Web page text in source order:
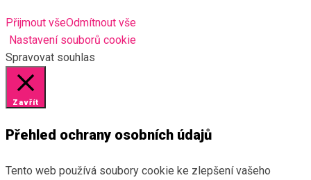
Přijmout všeOdmítnout vše
Nastavení souborů cookie
Spravovat souhlas
Zavřít
Přehled ochrany osobních údajů
Tento web používá soubory cookie ke zlepšení vašeho